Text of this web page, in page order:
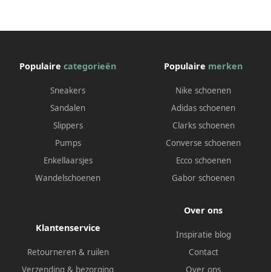
Populaire categorieën
Sneakers
Sandalen
Slippers
Pumps
Enkellaarsjes
Wandelschoenen
Populaire merken
Nike schoenen
Adidas schoenen
Clarks schoenen
Converse schoenen
Ecco schoenen
Gabor schoenen
Klantenservice
Retourneren & ruilen
Over ons
Inspiratie blog
Contact